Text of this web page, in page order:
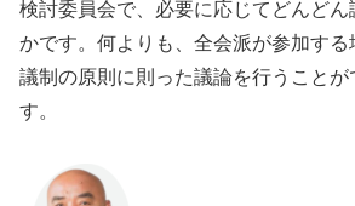
検討委員会で、必要に応じてどんど
かです。何よりも、全会派が参加す
議制の原則に則った議論を行うこと
す。